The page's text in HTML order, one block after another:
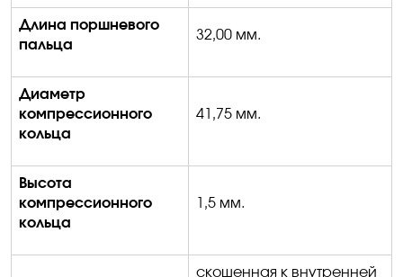
Длина поршневого
пальца
32,00 мм.
Диаметр
компрессионного
кольца
41,75 мм.
Высота
компрессионного
кольца
1,5 мм.
скошенная к внутренней